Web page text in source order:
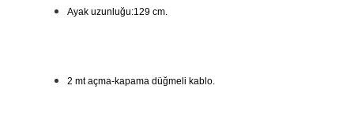
Ayak uzunluğu:129 cm.
2 mt açma-kapama düğmeli kablo.